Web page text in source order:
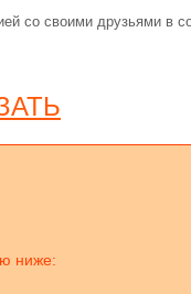
со своими друзьями в
ниже: